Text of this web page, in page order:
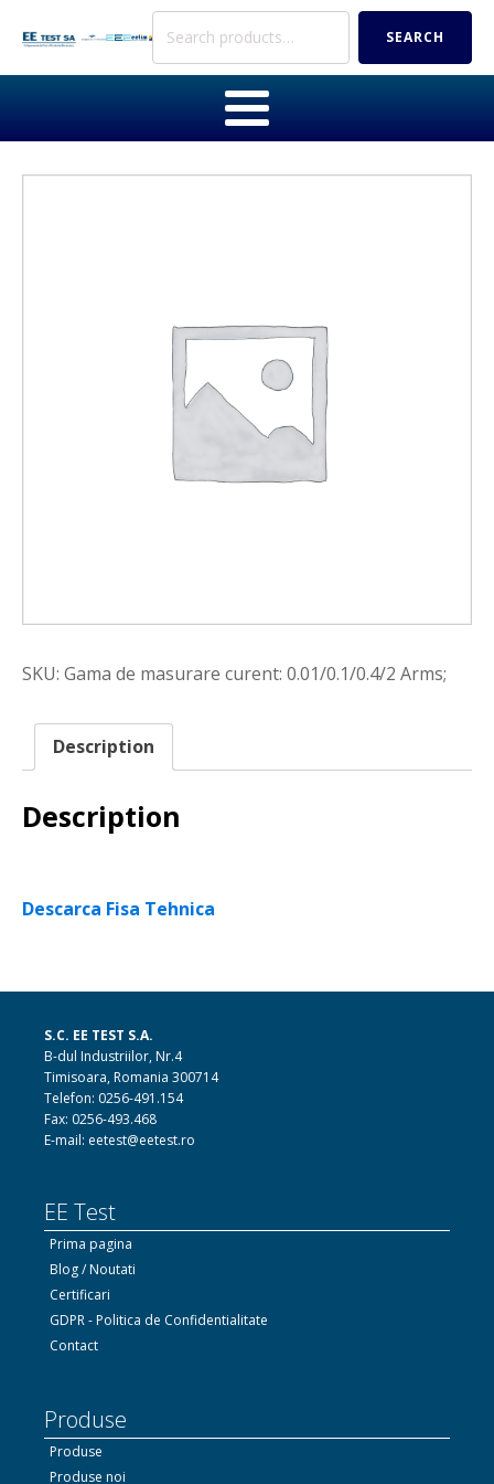
Search
SEARCH
SKU: Gama de masurare curent: 0.01/0.1/0.4/2 Arms;
Description
Description
Descarca Fisa Tehnica
S.C. EE TEST S.A.
B-dul Industriilor, Nr.4
Timisoara, Romania 300714
Telefon: 0256-491.154
Fax: 0256-493.468
E-mail: eetest@eetest.ro
EE Test
Prima pagina
Blog / Noutati
Certificari
GDPR - Politica de Confidentialitate
Contact
Produse
Produse
Produse noi